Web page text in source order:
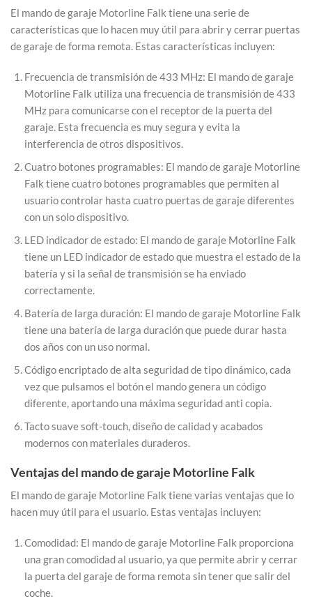
El mando de garaje Motorline Falk tiene una serie de
características que lo hacen muy útil para abrir y cerrar puertas
de garaje de forma remota. Estas características incluyen:
Frecuencia de transmisión de 433 MHz: El mando de garaje
Motorline Falk utiliza una frecuencia de transmisión de 433
MHz para comunicarse con el receptor de la puerta del
garaje. Esta frecuencia es muy segura y evita la
interferencia de otros dispositivos.
Cuatro botones programables: El mando de garaje Motorline
Falk tiene cuatro botones programables que permiten al
usuario controlar hasta cuatro puertas de garaje diferentes
con un solo dispositivo.
LED indicador de estado: El mando de garaje Motorline Falk
tiene un LED indicador de estado que muestra el estado de la
batería y si la señal de transmisión se ha enviado
correctamente.
Batería de larga duración: El mando de garaje Motorline Falk
tiene una batería de larga duración que puede durar hasta
dos años con un uso normal.
Código encriptado de alta seguridad de tipo dinámico, cada
vez que pulsamos el botón el mando genera un código
diferente, aportando una máxima seguridad anti copia.
Tacto suave soft-touch, diseño de calidad y acabados
modernos con materiales duraderos.
Ventajas del mando de garaje Motorline Falk
El mando de garaje Motorline Falk tiene varias ventajas que lo
hacen muy útil para el usuario. Estas ventajas incluyen:
Comodidad: El mando de garaje Motorline Falk proporciona
una gran comodidad al usuario, ya que permite abrir y cerrar
la puerta del garaje de forma remota sin tener que salir del
coche.